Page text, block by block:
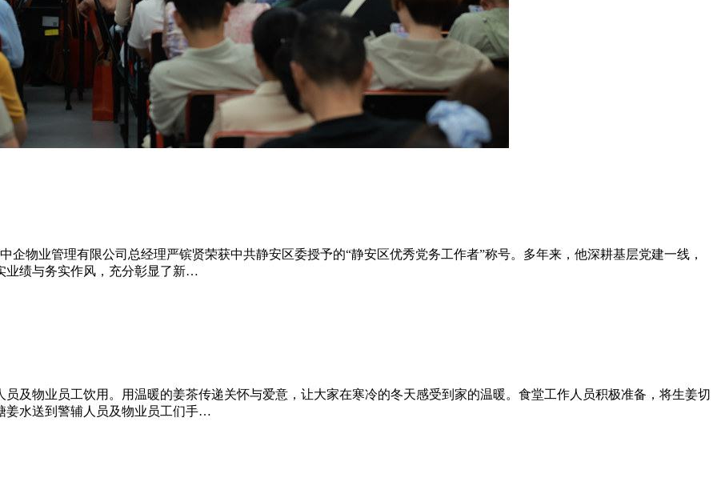
企物业管理有限公司总经理严镔贤荣获中共静安区委授予的“静安区优秀党务工作者”称号。多年来，他深耕基层党建一线，
业绩与务实作风，充分彰显了新…
及物业员工饮用。用温暖的姜茶传递关怀与爱意，让大家在寒冷的冬天感受到家的温暖。食堂工作人员积极准备，将生姜切
姜水送到警辅人员及物业员工们手…